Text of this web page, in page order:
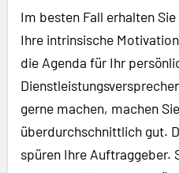
Im besten Fall erhalten
Ihre intrinsische
die Agenda für Ihr
gerne machen, machen
überdurchschnittlich gut.
spüren Ihre Auftraggeber.